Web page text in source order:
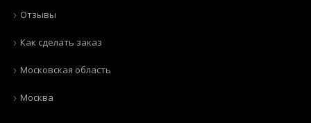
Отзывы
Как сделать заказ
Московская область
Москва